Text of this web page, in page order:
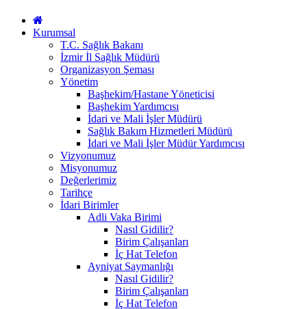
Kurumsal
T.C. Sağlık Bakanı
İzmir İl Sağlık Müdürü
Organizasyon Şeması
Yönetim
Başhekim/Hastane Yöneticisi
Başhekim Yardımcısı
İdari ve Mali İşler Müdürü
Sağlık Bakım Hizmetleri Müdürü
İdari ve Mali İşler Müdür Yardımcısı
Vizyonumuz
Misyonumuz
Değerlerimiz
Tarihçe
İdari Birimler
Adli Vaka Birimi
Nasıl Gidilir?
Birim Çalışanları
İç Hat Telefon
Ayniyat Saymanlığı
Nasıl Gidilir?
Birim Çalışanları
İç Hat Telefon